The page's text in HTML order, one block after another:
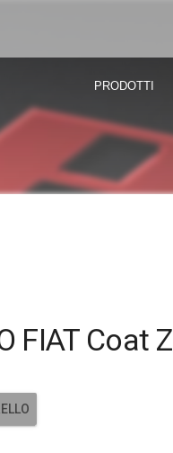
PRODOTTI
FIAT Coat Z